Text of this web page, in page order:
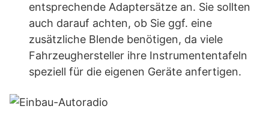
entsprechende Adaptersätze an. Sie sollten
auch darauf achten, ob Sie ggf. eine
zusätzliche Blende benötigen, da viele
Fahrzeughersteller ihre Instrumententafeln
speziell für die eigenen Geräte anfertigen.